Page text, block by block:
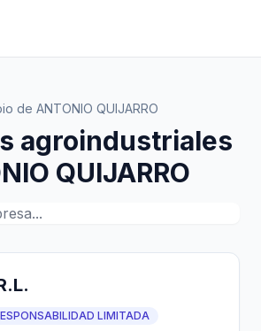
de ANTONIO QUIJARRO
agroindustriales
QUIJARRO
LIMITADA